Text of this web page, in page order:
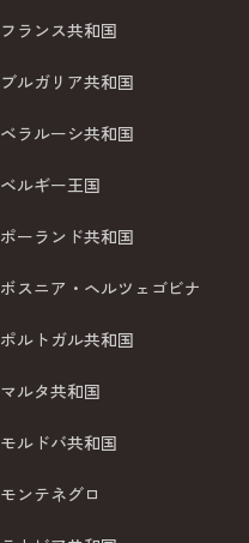
フランス共和国
ブルガリア共和国
ベラルーシ共和国
ベルギー王国
ポーランド共和国
ボスニア・ヘルツェゴビナ
ポルトガル共和国
マルタ共和国
モルドバ共和国
モンテネグロ